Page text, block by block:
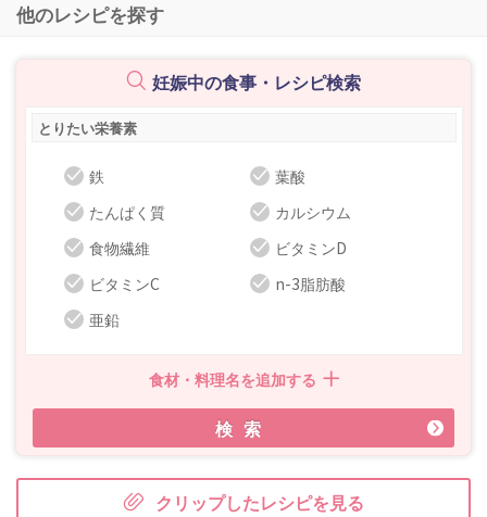
他のレシピを探す
妊娠中の食事・レシピ検索
とりたい栄養素
鉄
葉酸
たんぱく質
カルシウム
食物繊維
ビタミンD
ビタミンC
n-3脂肪酸
亜鉛
食材・料理名を追加する
検索
クリップしたレシピを見る